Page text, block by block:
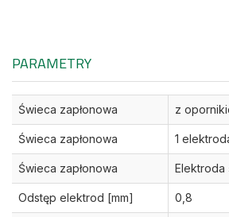
PARAMETRY
Świeca zapłonowa z
Świeca zapłonowa 1
Świeca zapłonowa Elektroda
Odstęp elektrod [mm] 0,8